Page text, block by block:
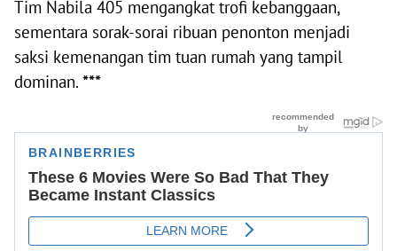
Tim Nabila 405 mengangkat trofi kebanggaan,
sementara sorak-sorai ribuan penonton menjadi
saksi kemenangan tim tuan rumah yang tampil
dominan. ***